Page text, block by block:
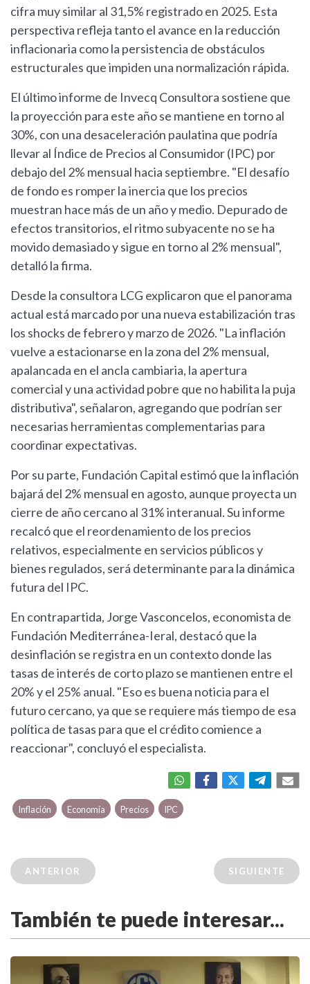
cifra muy similar al 31,5% registrado en 2025. Esta
perspectiva refleja tanto el avance en la reducción
inflacionaria como la persistencia de obstáculos
estructurales que impiden una normalización rápida.
El último informe de Invecq Consultora sostiene que
la proyección para este año se mantiene en torno al
30%, con una desaceleración paulatina que podría
llevar al Índice de Precios al Consumidor (IPC) por
debajo del 2% mensual hacia septiembre. "El desafío
de fondo es romper la inercia que los precios
muestran hace más de un año y medio. Depurado de
efectos transitorios, el ritmo subyacente no se ha
movido demasiado y sigue en torno al 2% mensual",
detalló la firma.
Desde la consultora LCG explicaron que el panorama
actual está marcado por una nueva estabilización tras
los shocks de febrero y marzo de 2026. "La inflación
vuelve a estacionarse en la zona del 2% mensual,
apalancada en el ancla cambiaria, la apertura
comercial y una actividad pobre que no habilita la puja
distributiva", señalaron, agregando que podrían ser
necesarias herramientas complementarias para
coordinar expectativas.
Por su parte, Fundación Capital estimó que la inflación
bajará del 2% mensual en agosto, aunque proyecta un
cierre de año cercano al 31% interanual. Su informe
recalcó que el reordenamiento de los precios
relativos, especialmente en servicios públicos y
bienes regulados, será determinante para la dinámica
futura del IPC.
En contrapartida, Jorge Vasconcelos, economista de
Fundación Mediterránea-Ieral, destacó que la
desinflación se registra en un contexto donde las
tasas de interés de corto plazo se mantienen entre el
20% y el 25% anual. "Eso es buena noticia para el
futuro cercano, ya que se requiere más tiempo de esa
política de tasas para que el crédito comience a
reaccionar", concluyó el especialista.
Inflación Economía Precios IPC
ANTERIOR SIGUIENTE
También te puede interesar...